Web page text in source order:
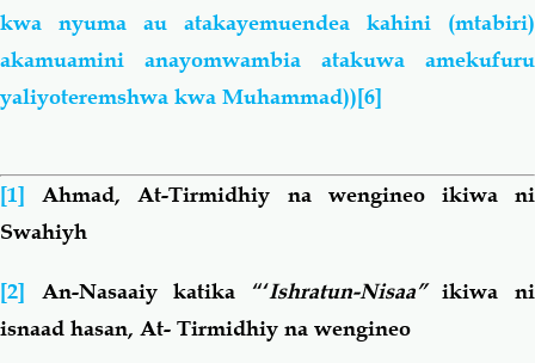
kwa nyuma au atakayemuendea kahini (mtabiri)
akamuamini anayomwambia atakuwa amekufuru
yaliyoteremshwa kwa Muhammad))[6]
[1]
Ahmad, At-Tirmidhiy na wengineo ikiwa ni
Swahiyh
[2] An-Nasaaiy katika “‘Ishratun-Nisaa”ikiwa ni
isnaad hasan, At- Tirmidhiy na wengineo